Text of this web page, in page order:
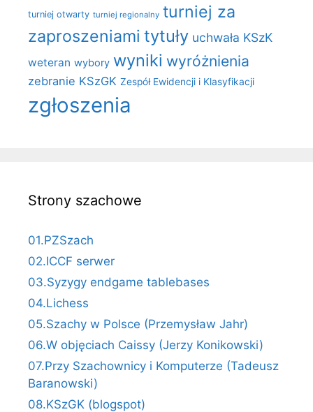
turniej otwarty turniej regionalny turniej za
zaproszeniami tytuły uchwała KSzK
weteran wybory wyniki wyróżnienia
zebranie KSzGK Zespół Ewidencji i Klasyfikacji
zgłoszenia
Strony szachowe
01.PZSzach
02.ICCF serwer
03.Syzygy endgame tablebases
04.Lichess
05.Szachy w Polsce (Przemysław Jahr)
06.W objęciach Caissy (Jerzy Konikowski)
07.Przy Szachownicy i Komputerze (Tadeusz
Baranowski)
08.KSzGK (blogspot)